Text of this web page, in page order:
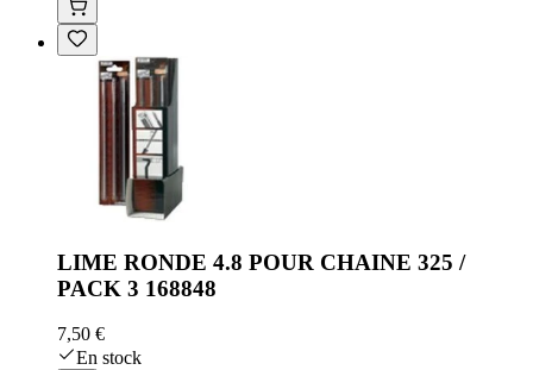
LIME RONDE 4.8 POUR CHAINE 325 /
PACK 3 168848
7,50 €
En stock